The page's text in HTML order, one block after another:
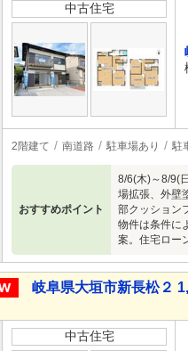
中古住宅
2階建て 南道路 駐車場あり 駐
おすすめポイント
8/6(木)～8/9(
場拡張、外壁
部クッション
物件は条件に
案。住宅ロー
岐阜県大垣市新長松２
中古住宅